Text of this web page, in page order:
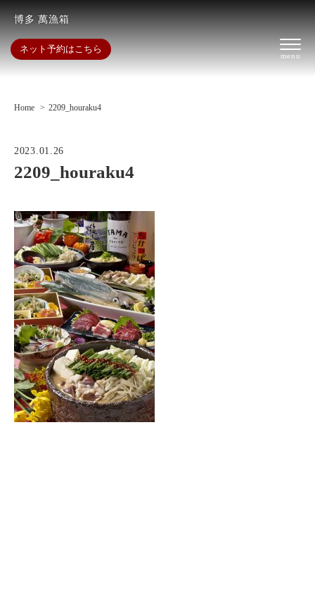
博多 萬漁箱
ネット予約はこちら
Home 2209_houraku4
2023.01.26
2209_houraku4